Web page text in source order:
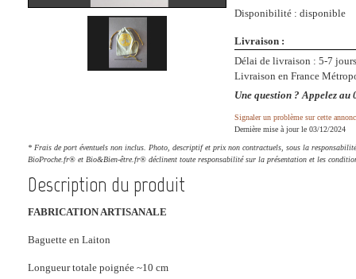
Disponibilité : disponible
Livraison :
Délai de livraison : 5-7 jours
Livraison en France
Une question ? Appelez au
Signaler un problème sur cette
Dernière mise à jour le 03/12/2024
* Frais de port éventuels non inclus. Photo, descriptif et prix non contractuels, sous la
BioProche.fr® et Bio&Bien-être.fr® déclinent toute responsabilité sur la présentation et les
Description du produit
FABRICATION ARTISANALE
Baguette en Laiton
Longueur totale poignée ~10 cm